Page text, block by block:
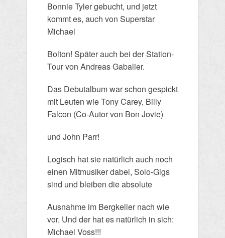
Bonnie Tyler gebucht, und jetzt
kommt es, auch von Superstar
Michael
Bolton! Später auch bei der Station-
Tour von Andreas Gabalier.
Das Debutalbum war schon gespickt
mit Leuten wie Tony Carey, Billy
Falcon (Co-Autor von Bon Jovie)
und John Parr!
Logisch hat sie natürlich auch noch
einen Mitmusiker dabei, Solo-Gigs
sind und bleiben die absolute
Ausnahme im Bergkeller nach wie
vor. Und der hat es natürlich in sich:
Michael Voss!!!